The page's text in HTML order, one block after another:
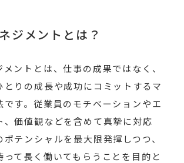
ジメントとは？
メントとは、仕事の成果ではなく、
とりの成長や成功にコミットするマ
です。従業員のモチベーションやエ
、価値観などを含めて真摯に対応
ポテンシャルを最大限発揮しつつ、
って長く働いてもらうことを目的と